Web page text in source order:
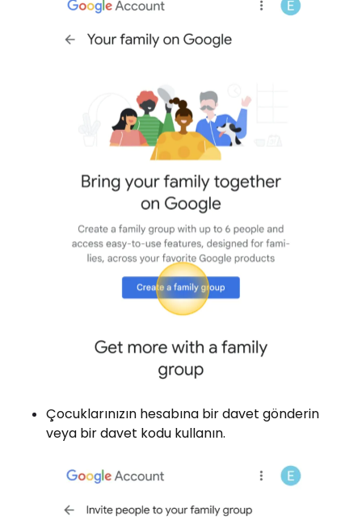
Çocuklarınızın hesabına bir davet gönderin
veya bir davet kodu kullanın.